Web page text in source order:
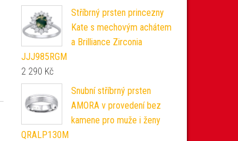
Stříbrný prsten princezny
Kate s mechovým achátem
a Brilliance Zirconia
JJJ985RGM
2 290 Kč
Snubní stříbrný prsten
AMORA v provedení bez
kamene pro muže i ženy
QRALP130M